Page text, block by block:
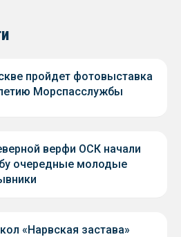
пройдет фотовыставка
Морспасслужбы
верфи ОСК начали
очередные молодые
«Нарвская застава»